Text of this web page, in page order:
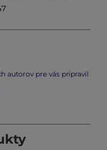
autorov pre vás pripravil